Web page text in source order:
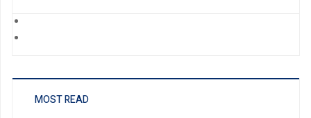
MOST READ